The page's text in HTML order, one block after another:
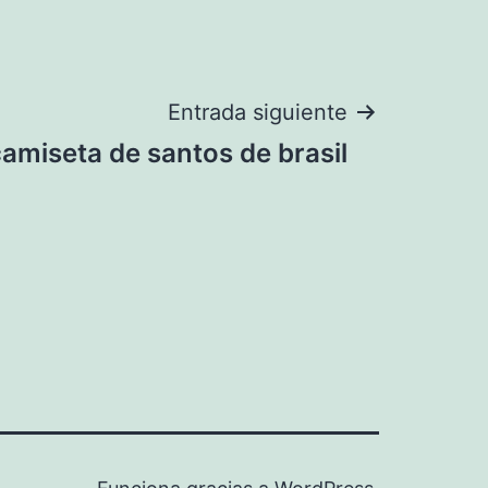
Entrada siguiente
de santos de brasil